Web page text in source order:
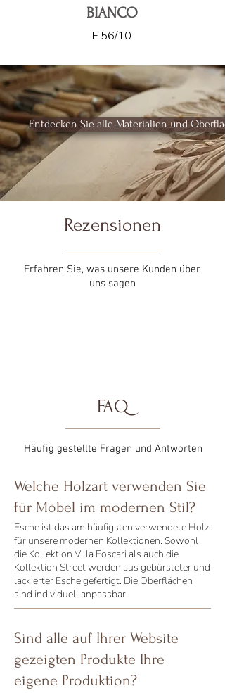
BIANCO
F 56/10
Entdecken Sie alle Materialien und
Rezensionen
Erfahren Sie, was unsere Kunden über
uns sagen
FAQ
Häufig gestellte Fragen und Antworten
Welche Holzart verwenden Sie
für Möbel im modernen Stil?
Esche ist das am häufigsten verwendete Holz
für unsere modernen Kollektionen. Sowohl
die Kollektion Villa Foscari als auch die
Kollektion Street werden aus gebürsteter und
lackierter Esche gefertigt. Die Oberflächen
sind individuell anpassbar.
Sind alle auf Ihrer Website
gezeigten Produkte Ihre
eigene Produktion?